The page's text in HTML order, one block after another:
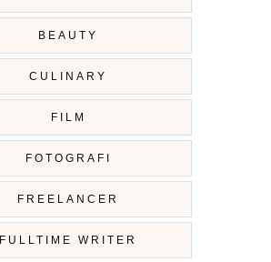
BEAUTY
CULINARY
FILM
FOTOGRAFI
FREELANCER
FULLTIME WRITER